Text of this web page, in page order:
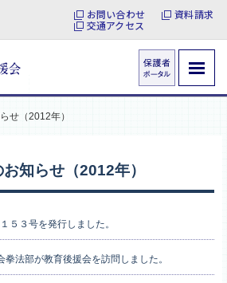
お問い合わせ
資料請求
交通アクセス
せ（2012年）
知らせ（2012年）
３号を発行しました。
部が教育後援会を訪問しました。